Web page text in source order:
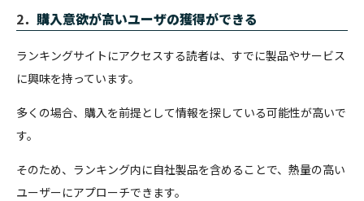
2． 購入意欲が高いユーザの獲得ができる
ランキングサイトにアクセスする読者は、すでに製品やサービス
に興味を持っています。
多くの場合、購入を前提として情報を探している可能性が高いで
す。
そのため、ランキング内に自社製品を含めることで、熱量の高い
ユーザーにアプローチできます。